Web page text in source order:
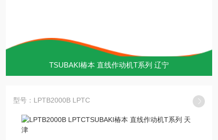
TSUBAKI椿本 直线作动机T系列 辽宁
型号：LPTB2000B LPTC